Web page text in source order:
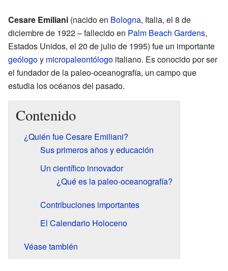
Cesare Emiliani (nacido en Bologna, Italia, el 8 de
diciembre de 1922 – fallecido en Palm Beach Gardens,
Estados Unidos, el 20 de julio de 1995) fue un importante
geólogoy micropaleontólogo italiano. Es conocido por ser
el fundador de la paleo-oceanografía, un campo que
estudia los océanos del pasado.
Contenido
¿Quién fue Cesare Emiliani?
Sus primeros años y educación
Un científico innovador
¿Qué es la paleo-oceanografía?
Contribuciones importantes
El Calendario Holoceno
Véase también